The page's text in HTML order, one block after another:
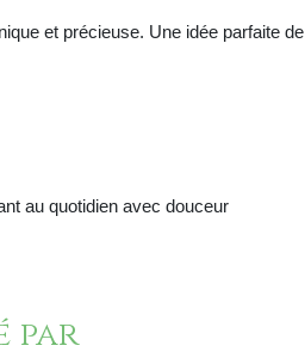
et précieuse. Une idée parfaite de
au quotidien avec douceur
par